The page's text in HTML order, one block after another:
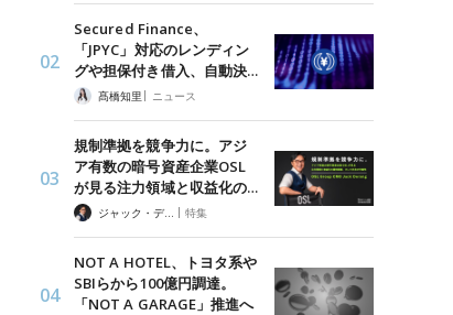
Secured Finance、
「JPYC」対応のレンディン
グや担保付き借入、自動決…
髙橋知里 | ニュース
規制準拠を競争力に。アジ
ア有数の暗号資産企業OSL
が見る注力領域と収益化の…
ジャック・デロン（Jack Derong） | 特集
NOT A HOTEL、トヨタ系や
SBIらから100億円調達。
「NOT A GARAGE」推進へ